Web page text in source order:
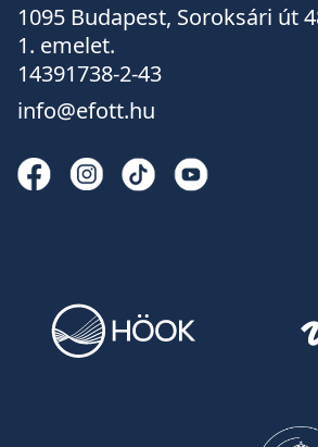
1095 Budapest, Soroksári út
1. emelet.
14391738-2-43
info@efott.hu